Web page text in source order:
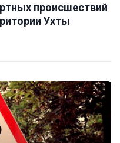
происшествий
Ухты